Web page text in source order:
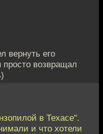
вернуть его
просто возвращал
в Техасе".
и что хотели